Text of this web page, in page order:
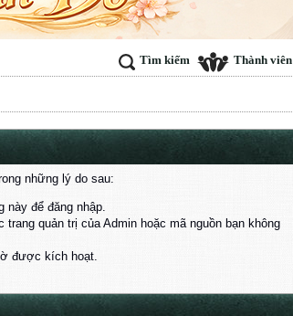
Tìm kiếm Thành viên
những lý do sau:
này để đăng nhập.
quản trị của Admin hoặc mã nguồn bạn không
được kích hoạt.